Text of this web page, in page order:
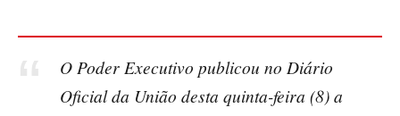
O Poder Executivo publicou no Diário
Oficial da União desta quinta-feira (8) a